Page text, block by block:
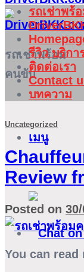
รถเช่าพร้อม
คนขับ
เมนู
รถเช่าพร้
รีวิว บริกา
ติดต่อเรา
Contact
บทความ
Uncategorized
Review
Posted on
You can read